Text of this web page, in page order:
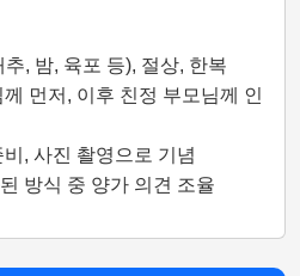
, 밤, 육포 등), 절상, 한복
먼저, 이후 친정 부모님께 인
, 사진 촬영으로 기념
방식 중 양가 의견 조율